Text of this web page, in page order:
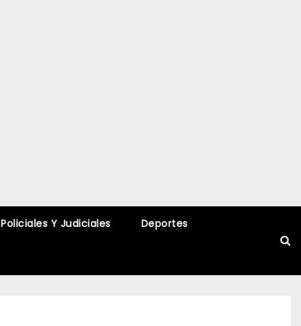
Policiales Y Judiciales Deportes